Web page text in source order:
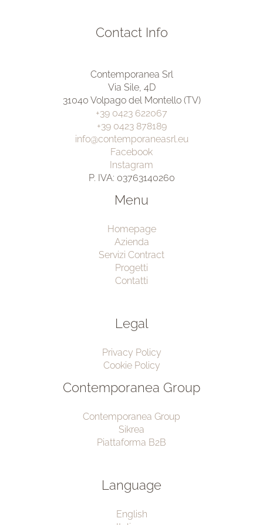
Contact Info
Contemporanea Srl
Via Sile, 4D
31040 Volpago del Montello (TV)
+39 0423 622067
+39 0423 878189
info@contemporaneasrl.eu
Facebook
Instagram
P. IVA: 03763140260
Menu
Homepage
Azienda
Servizi Contract
Progetti
Contatti
Legal
Privacy Policy
Cookie Policy
Contemporanea Group
Contemporanea Group
Sikrea
Piattaforma B2B
Language
English